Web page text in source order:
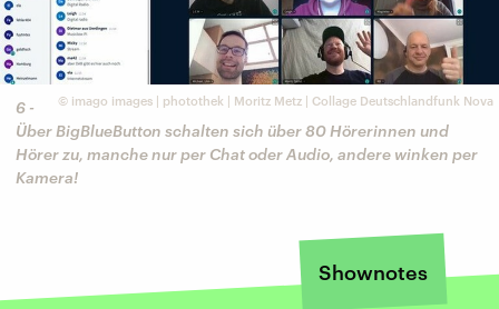
© imago images | photothek | Moritz Metz | Collage Deutschlandfunk Nova
6 -
Über BigBlueButton schalten sich über 80 Hörerinnen und
Hörer zu, manche nur per Chat oder Audio, andere winken per
Kamera!
Shownotes